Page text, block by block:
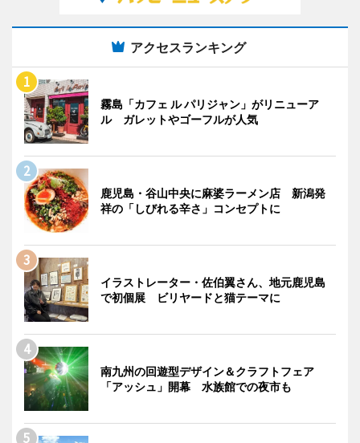
アクセスランキング
霧島「カフェ ル パリジャン」がリニューア
ル ガレットやゴーフルが人気
鹿児島・谷山中央に麻婆ラーメン店 新潟発
祥の「しびれる辛さ」コンセプトに
イラストレーター・佐伯翼さん、地元鹿児島
で初個展 ビリヤードと猫テーマに
南九州の回遊型デザイン＆クラフトフェア
「アッシュ」開幕 水族館での夜市も